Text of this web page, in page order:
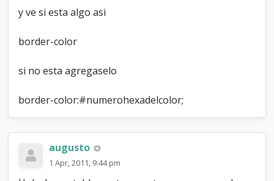
y ve si esta algo asi
border-color
si no esta agregaselo
border-color:#numerohexadelcolor;
augusto
1 Apr, 2011, 9:44 pm